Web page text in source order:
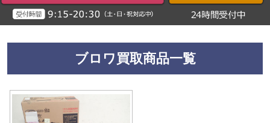
ブロワ買取商品一覧